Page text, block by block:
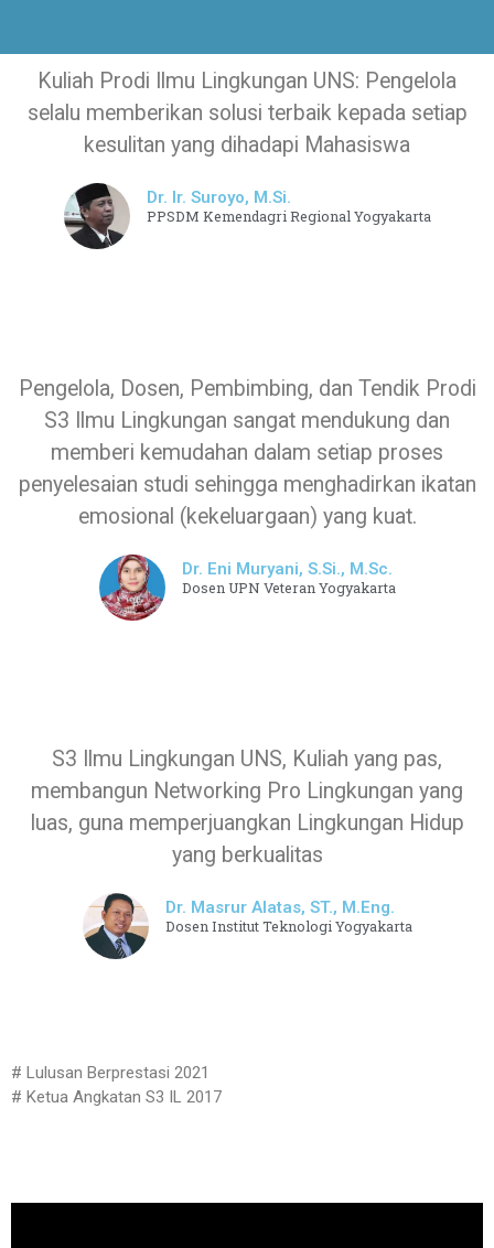
Kuliah Prodi Ilmu Lingkungan UNS: Pengelola
selalu memberikan solusi terbaik kepada setiap
kesulitan yang dihadapi Mahasiswa
Dr. Ir. Suroyo, M.Si.
PPSDM Kemendagri Regional Yogyakarta
Pengelola, Dosen, Pembimbing, dan Tendik Prodi
S3 Ilmu Lingkungan sangat mendukung dan
memberi kemudahan dalam setiap proses
penyelesaian studi sehingga menghadirkan ikatan
emosional (kekeluargaan) yang kuat.
Dr. Eni Muryani, S.Si., M.Sc.
Dosen UPN Veteran Yogyakarta
S3 Ilmu Lingkungan UNS, Kuliah yang pas,
membangun Networking Pro Lingkungan yang
luas, guna memperjuangkan Lingkungan Hidup
yang berkualitas
Dr. Masrur Alatas, ST., M.Eng.
Dosen Institut Teknologi Yogyakarta
# Lulusan Berprestasi 2021
# Ketua Angkatan S3 IL 2017